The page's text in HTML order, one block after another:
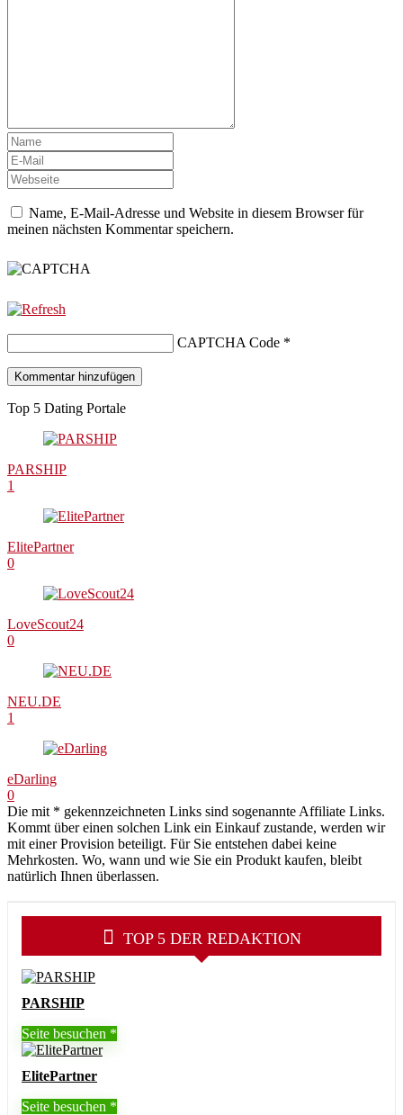
Name, E-Mail-Adresse und Website in diesem Browser für
meinen nächsten Kommentar speichern.
CAPTCHA Code *
Top 5 Dating Portale
PARSHIP
1
ElitePartner
0
LoveScout24
0
NEU.DE
1
eDarling
0
Die mit * gekennzeichneten Links sind sogenannte Affiliate Links.
Kommt über einen solchen Link ein Einkauf zustande, werden wir
mit einer Provision beteiligt. Für Sie entstehen dabei keine
Mehrkosten. Wo, wann und wie Sie ein Produkt kaufen, bleibt
natürlich Ihnen überlassen.
TOP 5 DER REDAKTION
PARSHIP
Seite besuchen
ElitePartner
Seite besuchen